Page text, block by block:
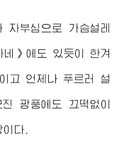
부심으로 가슴설레
》에도 있듯이 한겨
고 언제나 푸르러 설
광풍에도 끄떡없이
다.